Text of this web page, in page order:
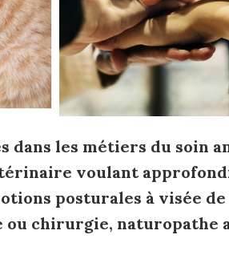
dans les métiers du soin
voulant
posturales à visée
ou chirurgie, naturopathe